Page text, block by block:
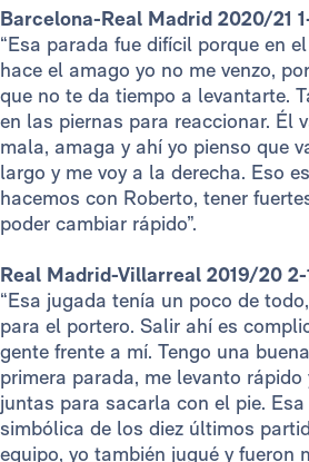
Barcelona-Real Madrid 2020/21
“Esa parada fue difícil porque en
hace el amago yo no me venzo,
que no te da tiempo a levantarte.
en las piernas para reaccionar. Él
mala, amaga y ahí yo pienso que
largo y me voy a la derecha. Eso
hacemos con Roberto, tener
poder cambiar rápido”.
Real Madrid-Villarreal 2019/20 2-
“Esa jugada tenía un poco de
para el portero. Salir ahí es
gente frente a mí. Tengo una
primera parada, me levanto
juntas para sacarla con el pie.
simbólica de los diez últimos
equipo, yo también jugué y fueron